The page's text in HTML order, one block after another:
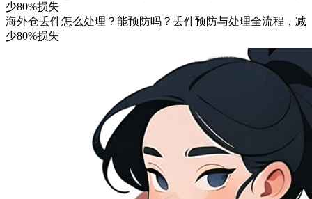
少80%损失
海外仓丢件怎么处理？能预防吗？丢件预防与处理全流程，减
少80%损失